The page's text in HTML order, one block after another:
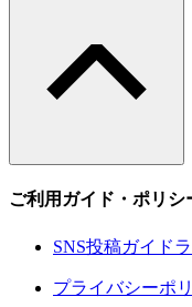
ご利用ガイド・ポリシ
SNS投稿ガイド
プライバシーポ